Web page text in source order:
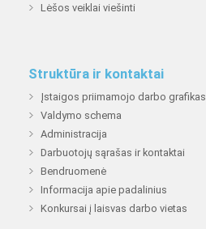
Lėšos veiklai viešinti
Struktūra ir kontaktai
Įstaigos priimamojo darbo grafikas
Valdymo schema
Administracija
Darbuotojų sąrašas ir kontaktai
Bendruomenė
Informacija apie padalinius
Konkursai į laisvas darbo vietas